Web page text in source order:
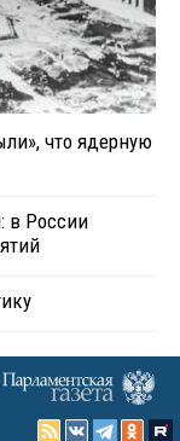
что ядерную
в России